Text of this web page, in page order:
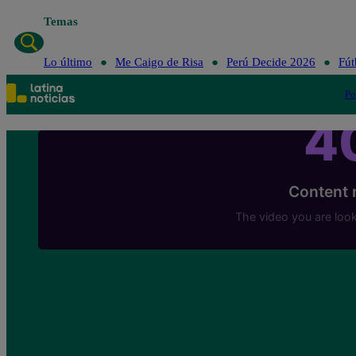
Temas
Lo último Me Caigo de Risa Perú Decide 2026